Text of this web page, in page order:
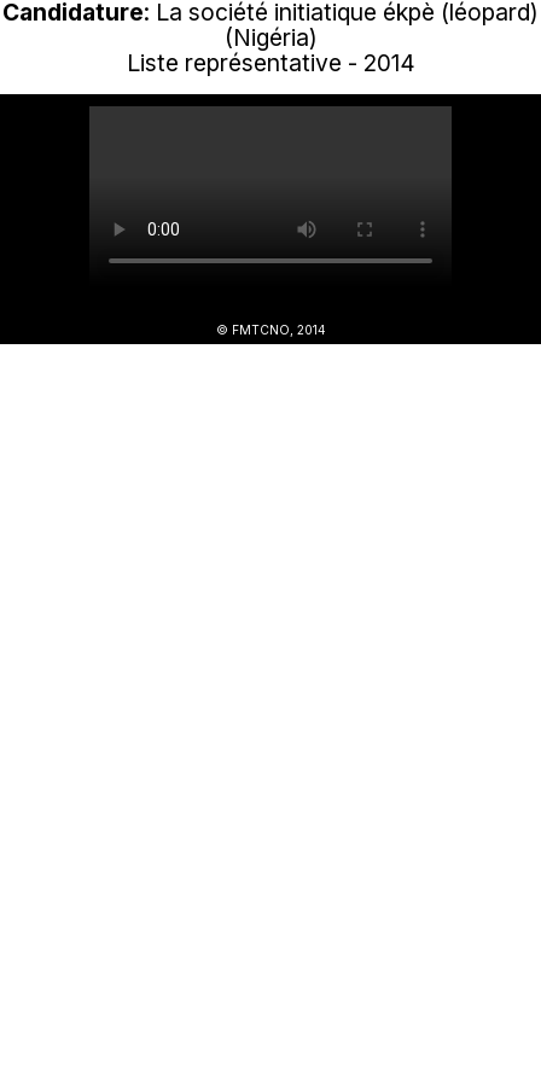
Candidature: La société initiatique ékpè (léopard)
(Nigéria)
Liste représentative - 2014
© FMTCNO, 2014